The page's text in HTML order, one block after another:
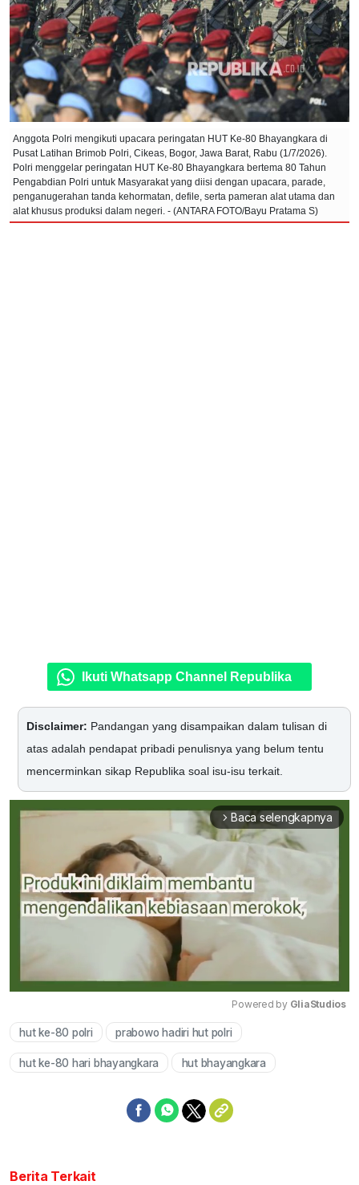
Anggota Polri mengikuti upacara peringatan HUT Ke-80 Bhayangkara di
Pusat Latihan Brimob Polri, Cikeas, Bogor, Jawa Barat, Rabu (1/7/2026).
Polri menggelar peringatan HUT Ke-80 Bhayangkara bertema 80 Tahun
Pengabdian Polri untuk Masyarakat yang diisi dengan upacara, parade,
penganugerahan tanda kehormatan, defile, serta pameran alat utama dan
alat khusus produksi dalam negeri. - (ANTARA FOTO/Bayu Pratama S)
Ikuti Whatsapp Channel Republika
Disclaimer: Pandangan yang disampaikan dalam tulisan di
atas adalah pendapat pribadi penulisnya yang belum tentu
mencerminkan sikap Republika soal isu-isu terkait.
arrow_forward_ios Baca selengkapnya
Powered by GliaStudios
hut ke-80 polri prabowo hadiri hut polri
hut ke-80 hari bhayangkara hut bhayangkara
Berita Terkait